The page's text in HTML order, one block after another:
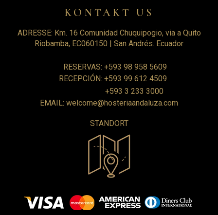
KONTAKT US
ADRESSE: Km. 16 Comunidad Chuquipogio, via a Quito
Riobamba, EC060150 | San Andrés. Ecuador
RESERVAS: +593 98 958 5609
RECEPCIÓN: +593 99 612 4509
+593 3 233 3000
EMAIL: welcome@hosteriaandaluza.com
STANDORT